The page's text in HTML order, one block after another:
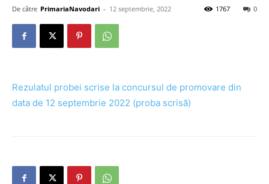
De către PrimariaNavodari - 12 septembrie, 2022 0
1767
Rezulatul probei scrise la concursul de promovare din
data de 12 septembrie 2022 (proba scrisă)